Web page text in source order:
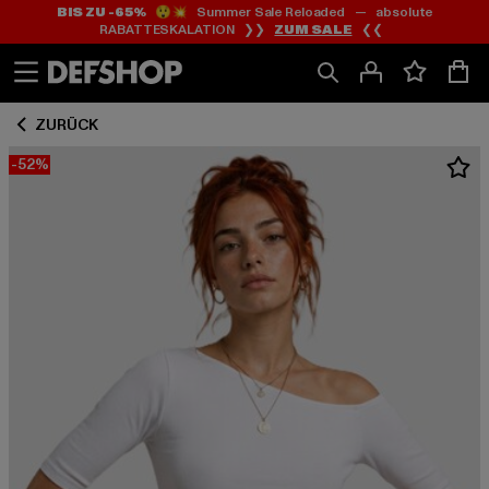
Zum
Inhalt
springen
Zum
Fußzeile
springen
BIS ZU -65%😲💥 Summer Sale Reloaded — absolute
RABATTESKALATION ❯❯ ZUM SALE ❮❮
ZURÜCK
-52%